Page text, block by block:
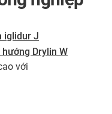
iglidur J
Drylin W
với